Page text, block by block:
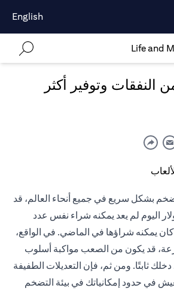
English
النفقات وتوفير أكثر
بشكل سريع في جميع أنحاء العالم، قد
اليوم لم يعد يمكنه شراء نفس عدد
يمكنه شراؤها في الماضي. في الواقع،
قد يكون من الصعب مواكبة أسلوب
ثابتًا. ومن ثم، فإن التعديلات الطفيفة
في حدود إمكانياتك في بيئة التضخم